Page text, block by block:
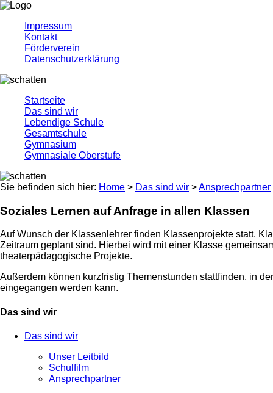
Impressum
Kontakt
Förderverein
Datenschutzerklärung
Startseite
Das sind wir
Lebendige Schule
Gesamtschule
Gymnasium
Gymnasiale Oberstufe
Sie befinden sich hier: Home > Das sind wir >Ansprechpartner
Soziales Lernen auf Anfrage in allen Klassen
Auf Wunsch der Klassenlehrer finden Klassenprojekte statt.
Zeitraum geplant sind. Hierbei wird mit einer Klasse
theaterpädagogische Projekte.
Außerdem können kurzfristig Themenstunden stattfinden, in
eingegangen werden kann.
Das sind wir
Das sind wir
Unser Leitbild
Schulfilm
Ansprechpartner